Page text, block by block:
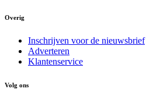
Overig
Inschrijven voor de nieuwsbrief
Adverteren
Klantenservice
Volg ons